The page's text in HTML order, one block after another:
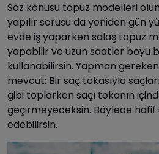
Söz konusu topuz modelleri
yapılır sorusu da yeniden gün
evde iş yaparken salaş topuz
yapabilir ve uzun saatler boyu
kullanabilirsin. Yapman
mevcut: Bir saç tokasıyla
gibi toplarken saçı tokanın
geçirmeyeceksin. Böylece
edebilirsin.